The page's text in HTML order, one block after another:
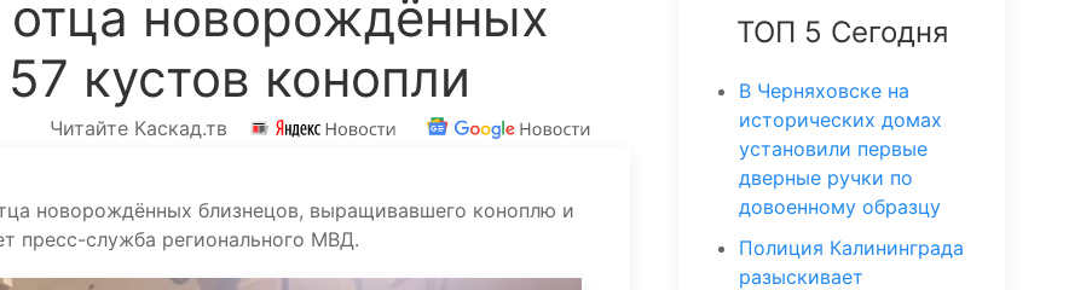
новорождённых
кустов конопли
Читайте Каскад.тв
новорождённых близнецов, выращивавшего коноплю и
пресс-служба регионального МВД.
ТОП 5 Сегодня
В Черняховске на
исторических домах
установили первые
дверные ручки по
довоенному образцу
Полиция Калининграда
разыскивает